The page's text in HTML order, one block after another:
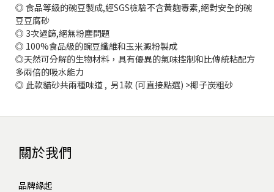
◎ 食品等級的碗豆製成,經SGS檢驗不含黄麴毒素,絕對安全的碗
豆豆腐砂
◎ 3次過篩,絕無粉塵問題
◎ 100%食品級的豌豆纖維和玉米澱粉製成
◎天然可分解的生物材料，具有優異的氣味控制和比傳統粘配方
多兩倍的吸水能力
◎ 此款貓砂共兩種味道 , 另1款 (可直接點選) >椰子炭粗砂
關於我們
品牌緣起